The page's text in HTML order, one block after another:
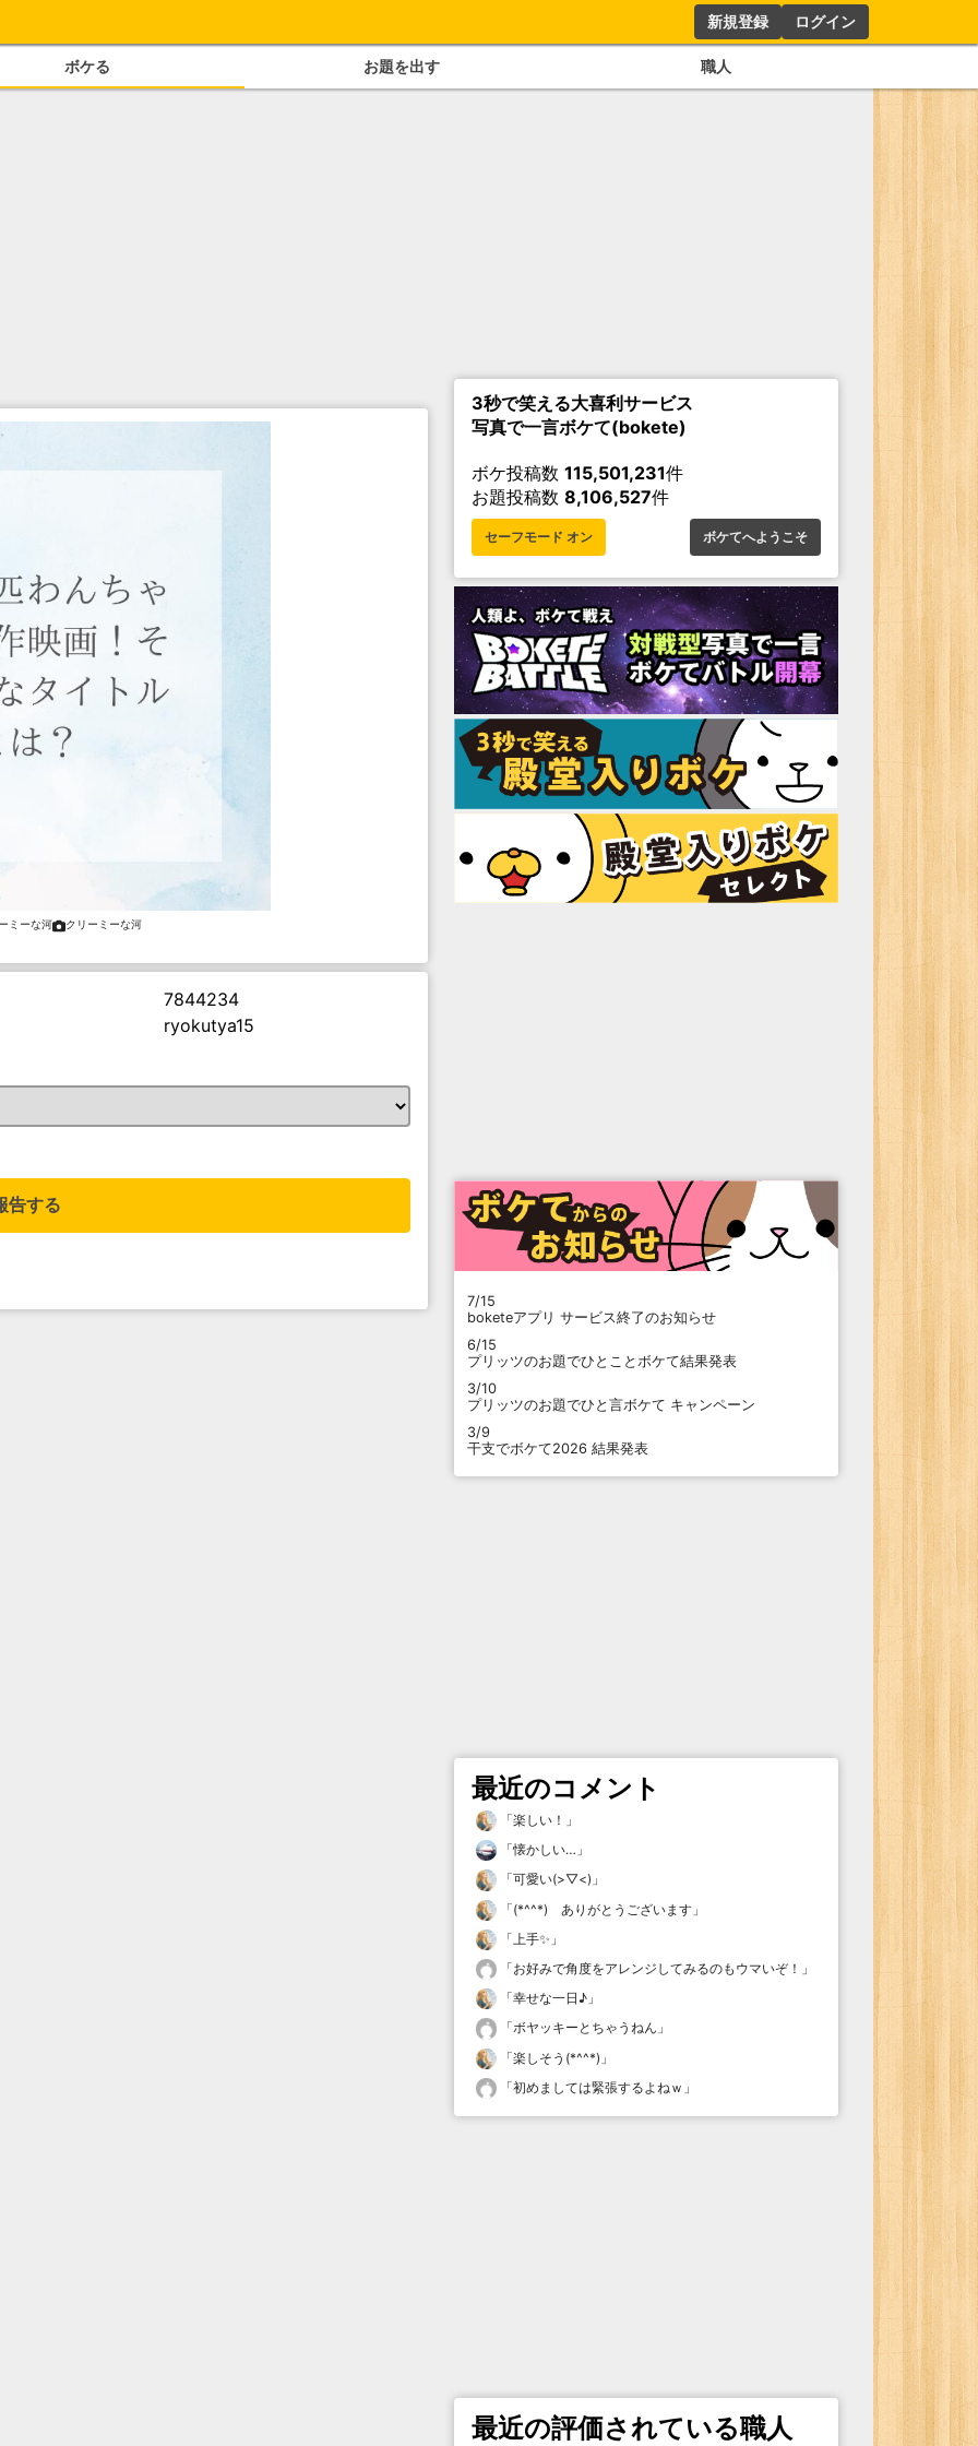
新規登録 ログイン
ボケる お題を出す 職人
ミーな河 クリーミーな河
7844234
ryokutya15
告する
3秒で笑える大喜利サービス
写真で一言ボケて(bokete)
ボケ投稿数 115,501,231件
お題投稿数 8,106,527件
セーフモード オン ボケてへようこそ
7/15
boketeアプリ サービス終了のお知らせ
6/15
プリッツのお題でひとことボケて結果発表
3/10
プリッツのお題でひと言ボケて キャンペーン
3/9
干支でボケて2026 結果発表
最近のコメント
「楽しい！ 」
「懐かしい… 」
「可愛い(>▽<) 」
「(*^^*) ありがとうございます 」
「 上手✨ 」
「お好みで角度をアレンジしてみるのもウマいぞ！ 」
「幸せな一日♪ 」
「ボヤッキーとちゃうねん 」
「楽しそう(*^^*) 」
「初めましては緊張するよねｗ 」
最近の評価されている職人